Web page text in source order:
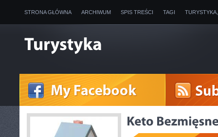
STRONA GŁÓWNA ARCHIWUM SPIS TREŚCI TAGI